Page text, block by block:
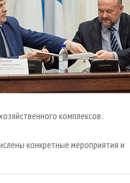
комплексов.
конкретные мероприятия и